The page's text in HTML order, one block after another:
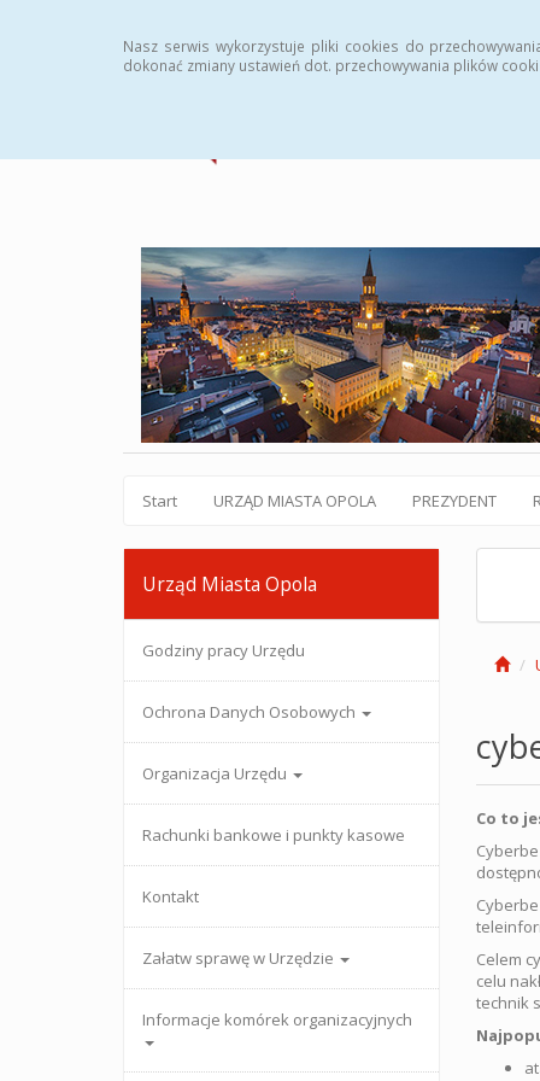
Nasz serwis wykorzystuje pliki cookies do
dokonać zmiany ustawień dot. przechowywania plików
Start URZĄD MIASTA OPOLA PREZYDENT
Urząd Miasta Opola
Godziny pracy Urzędu
Ochrona Danych Osobowych
Organizacja Urzędu
Rachunki bankowe i punkty kasowe
Kontakt
Załatw sprawę w Urzędzie
Informacje komórek organizacyjnych
Co to
Celem
celu
technik